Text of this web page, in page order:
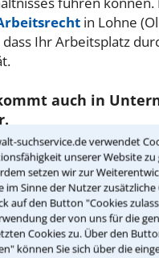
suchservice.de verwendet
unserer Website zu
setzen wir zur
im Sinne der Nutzer
auf den Button "Cookies
der von uns für die
Cookies zu. Über den
können Sie sich über die
in Lohne
Ihr Arbeitsplatz
auch in
Arbeitnehmer werden
schikaniert und
muss aufgrund seiner
hier tätig werden.
ihn auf
für Betroffene